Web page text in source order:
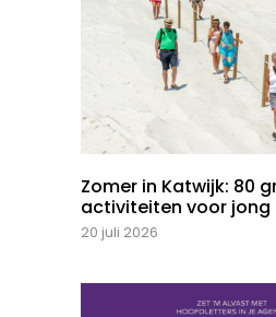
Zomer in Katwijk: 80
activiteiten voor jong
20 juli 2026